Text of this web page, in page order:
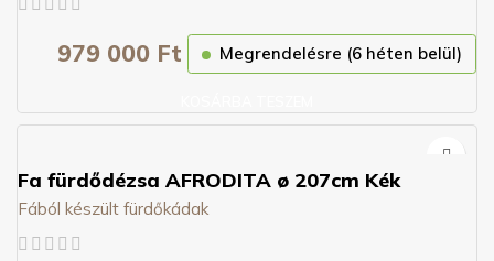
979 000 Ft Megrendelésre (6 héten belül)
Fa fürdődézsa AFRODITA ø 207cm Kék
Fából készült fürdőkádak